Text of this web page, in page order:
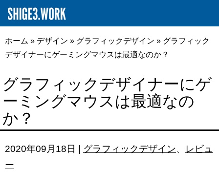
ホーム » デザイン » グラフィックデザイン » グラフィック
デザイナーにゲーミングマウスは最適なのか？
グラフィックデザイナーにゲ
ーミングマウスは最適なの
か？
2020年09月18日 グラフィックデザイン、
レビュ
ー